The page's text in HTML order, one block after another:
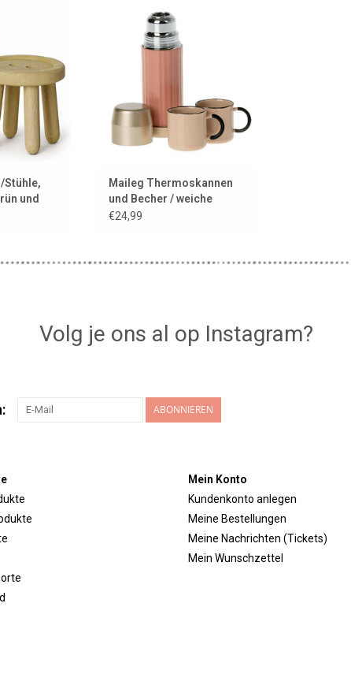
Stühle,
und
Becher / weiche Korallen
ZUM WARENKORB HINZUFÜGEN
Maileg Thermoskannen
und Becher / weiche
Korallen
€24,99
Volg je ons al op Instagram?
ABONNIEREN
Mein Konto
Kundenkonto anlegen
Meine Bestellungen
Meine Nachrichten (Tickets)
Mein Wunschzettel